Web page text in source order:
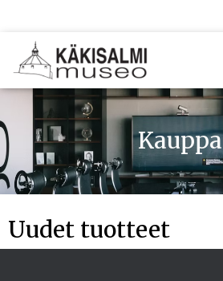
Kauppa
Uudet tuotteet